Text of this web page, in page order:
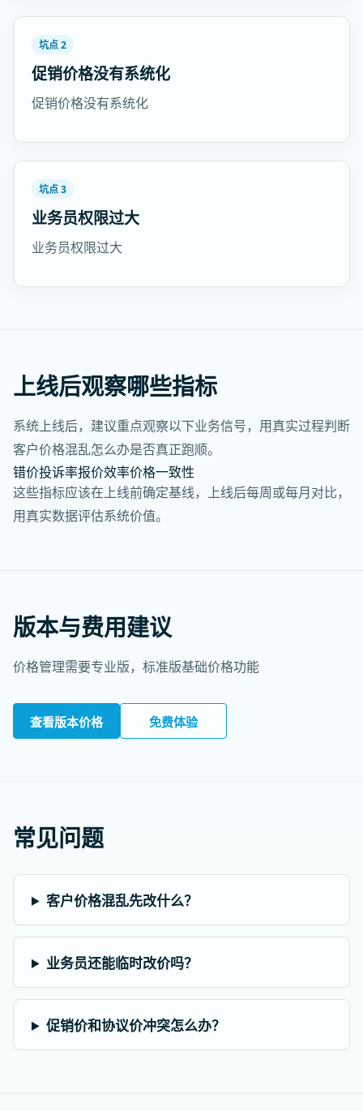
坑点 2
促销价格没有系统化
促销价格没有系统化
坑点 3
业务员权限过大
业务员权限过大
上线后观察哪些指标
系统上线后，建议重点观察以下业务信号，用真实过程判断
客户价格混乱怎么办是否真正跑顺。
错价投诉率报价效率价格一致性
这些指标应该在上线前确定基线，上线后每周或每月对比，
用真实数据评估系统价值。
版本与费用建议
价格管理需要专业版，标准版基础价格功能
查看版本价格 免费体验
常见问题
客户价格混乱先改什么？
业务员还能临时改价吗？
促销价和协议价冲突怎么办？